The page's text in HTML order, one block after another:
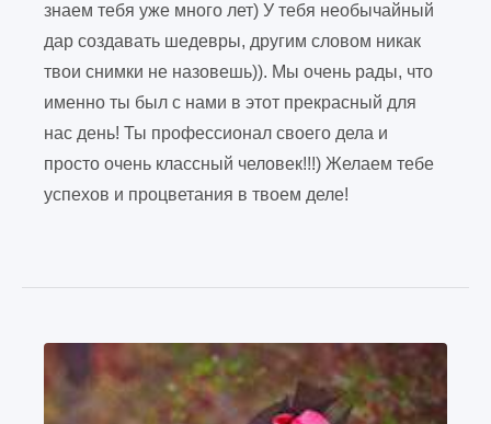
знаем тебя уже много лет) У тебя необычайный
дар создавать шедевры, другим словом никак
твои снимки не назовешь)). Мы очень рады, что
именно ты был с нами в этот прекрасный для
нас день! Ты профессионал своего дела и
просто очень классный человек!!!) Желаем тебе
успехов и процветания в твоем деле!